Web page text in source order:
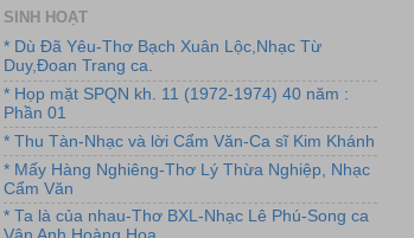
SINH HOẠT
* Dù Đã Yêu-Thơ Bạch Xuân Lộc,Nhạc Từ
Duy,Đoan Trang ca.
* Họp mặt SPQN kh. 11 (1972-1974) 40 năm :
Phần 01
* Thu Tàn-Nhạc và lời Cẩm Văn-Ca sĩ Kim Khánh
* Mấy Hàng Nghiêng-Thơ Lý Thừa Nghiệp, Nhạc
Cẩm Văn
* Ta là của nhau-Thơ BXL-Nhạc Lê Phú-Song ca